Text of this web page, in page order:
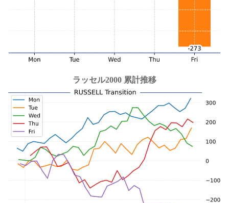
ラッセル2000 累計推移